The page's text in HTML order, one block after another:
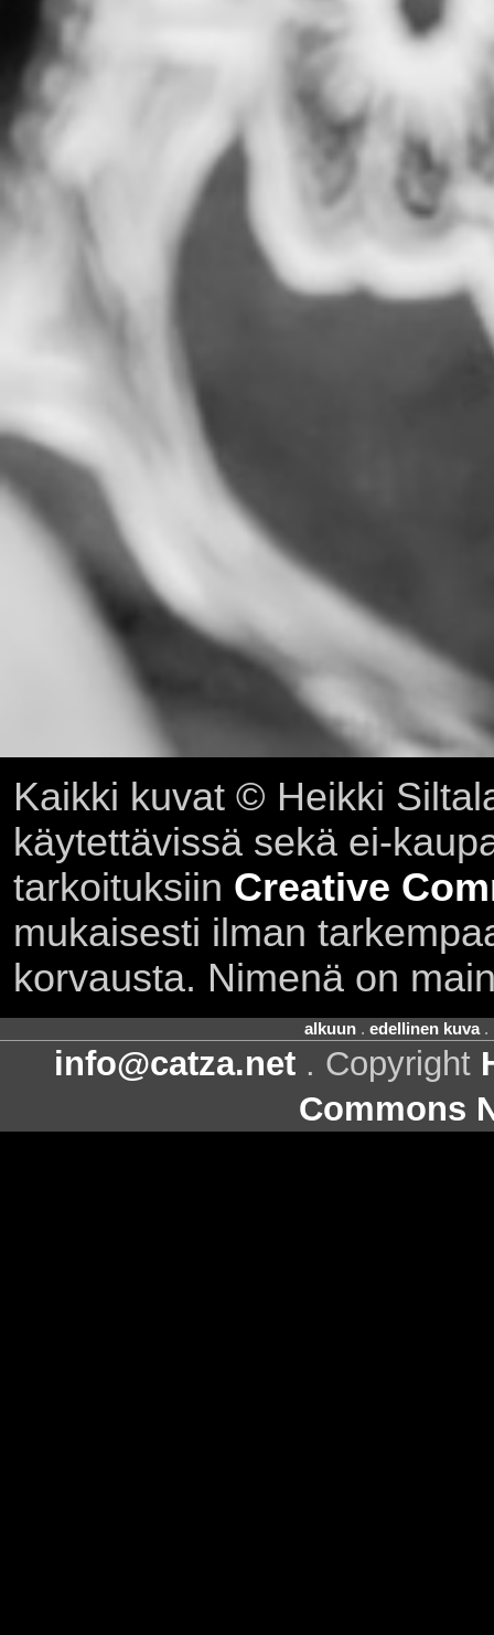
Kaikki kuvat © Heikki
käytettävissä sekä ei-
tarkoituksiin Creative
mukaisesti ilman
korvausta. Nimenä on
alkuun. edellinen kuva.
info@catza.net . Copyright
Commons